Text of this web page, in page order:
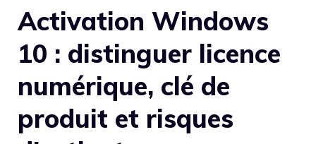
Activation Windows
10 : distinguer licence
numérique, clé de
produit et risques